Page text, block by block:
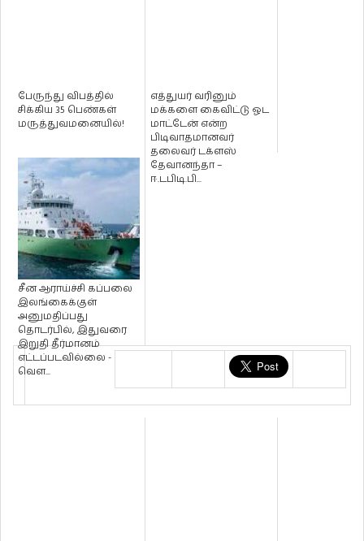
பேருந்து விபத்தில்
சிக்கிய 35 பெண்கள்
மருத்துவமனையில்!
எத்துயர் வரினும்
மக்களை கைவிட்டு ஓட
மாட்டேன் என்ற
பிடிவாதமானவர்
தலைவர் டக்ளஸ்
தேவானந்தா –
ஈ.டபிடி.பி...
சீன ஆராய்ச்சி கப்பலை
இலங்கைக்குள்
அனுமதிப்பது
தொடர்பில், இதுவரை
இறுதி தீர்மானம்
எட்டப்படவில்லை -
வெள...